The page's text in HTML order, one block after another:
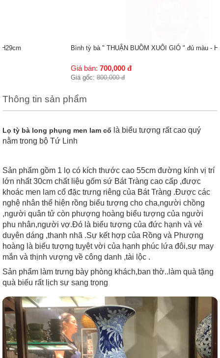
Bình tỳ bà " THUẬN BUỒM XUÔI GIÓ " đủ màu - H29cm
đ
Thông tin sản phẩm
Lọ tỳ bà long phụng men lam cổ là biểu tượng rất cao quý
nằm trong bộ Tứ Linh
Sản phẩm gồm 1 lọ có kích thước cao 55cm đường kính vị trí
lớn nhất 30cm chất liệu gốm sứ Bát Tràng cao cấp ,được
khoác men lam cổ đặc trưng riêng của Bát Tràng .Được các
nghệ nhân thể hiện rồng biểu tượng cho cha,người chồng
,người quân tử còn phượng hoàng biểu tượng của người
phu nhân,người vợ.Đó là biểu tượng của đức hạnh và vẻ
duyên dáng ,thanh nhã .Sự kết hợp của Rồng và Phượng
hoàng là biểu tượng tuyệt vời của hạnh phúc lứa đôi,sự may
mắn và thịnh vượng về công danh ,tài lộc .
Sản phẩm làm trưng bày phòng khách,ban thờ..làm quà tặng
quà biếu rất lịch sự sang trọng